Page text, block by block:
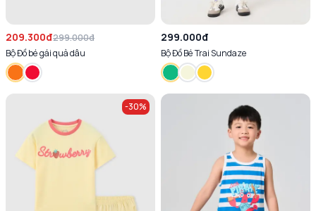
209.300đ299.000đ
Bộ Đồ bé gái quả dâu
299.000đ
Bộ Đồ Bé Trai Sundaze
-30%